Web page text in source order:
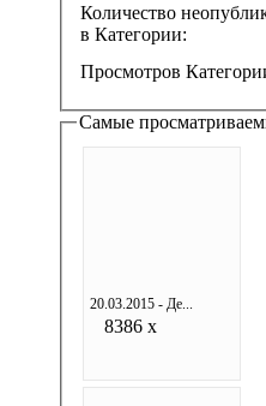
Количество
в Категории:
Просмотров
Самые
20.03.2015 - Де...
8386 x